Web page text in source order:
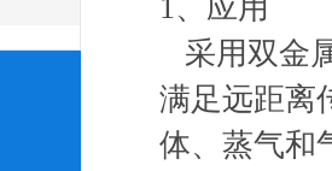
1、应用
采用双金
满足远距离
体、蒸气和